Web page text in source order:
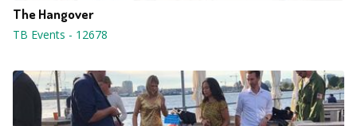
The Hangover
TB Events - 12678